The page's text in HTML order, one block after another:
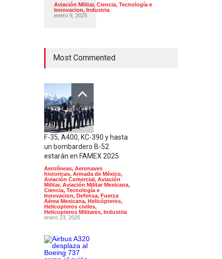
Aviación Militar, Ciencia, Tecnología e
Innovacion, Industria
enero 9, 2025
Most Commented
F-35, A400, KC-390 y hasta
un bombardero B-52
estarán en FAMEX 2025
Aerolíneas, Aeronaves
historicas, Armada de México,
Aviación Comercial, Aviación
Militar, Aviación Militar Mexicana,
Ciencia, Tecnología e
Innovacion, Defensa, Fuerza
Aérea Mexicana, Helicópteros,
Helicopteros civiles,
Helicopteros Militares, Industria
enero 23, 2025